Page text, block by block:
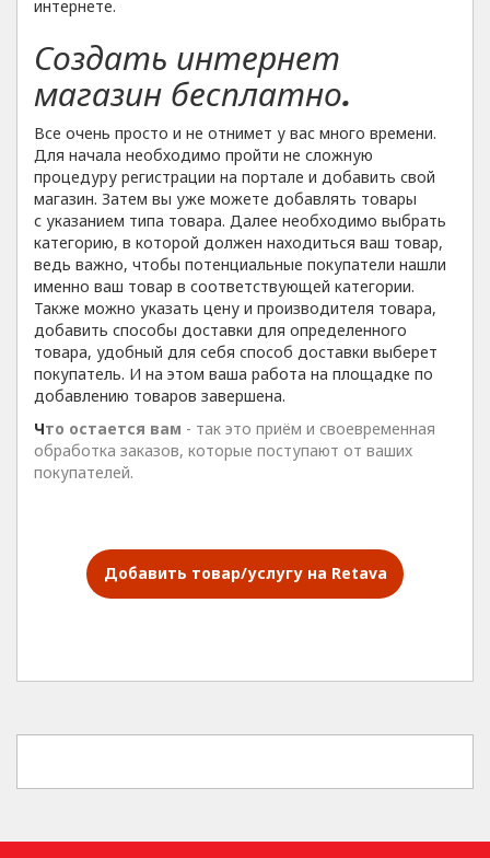
интернете.
Создать интернет
магазин бесплатно.
Все очень просто и не отнимет у вас много времени.
Для начала необходимо пройти не сложную
процедуру регистрации на портале и добавить свой
магазин. Затем вы уже можете добавлять товары
с указанием типа товара. Далее необходимо выбрать
категорию, в которой должен находиться ваш товар,
ведь важно, чтобы потенциальные покупатели нашли
именно ваш товар в соответствующей категории.
Также можно указать цену и производителя товара,
добавить способы доставки для определенного
товара, удобный для себя способ доставки выберет
покупатель. И на этом ваша работа на площадке по
добавлению товаров завершена.
Что остается вам - так это приём и своевременная
обработка заказов, которые поступают от ваших
покупателей.
Добавить товар/услугу на Retava